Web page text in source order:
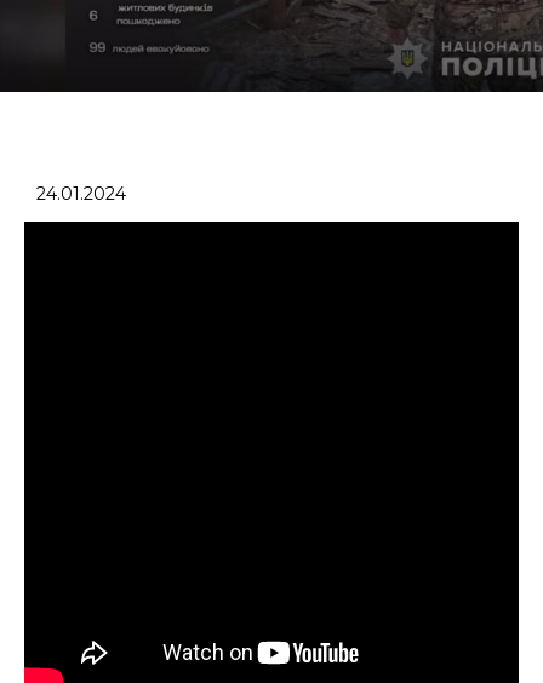
24.01.2024